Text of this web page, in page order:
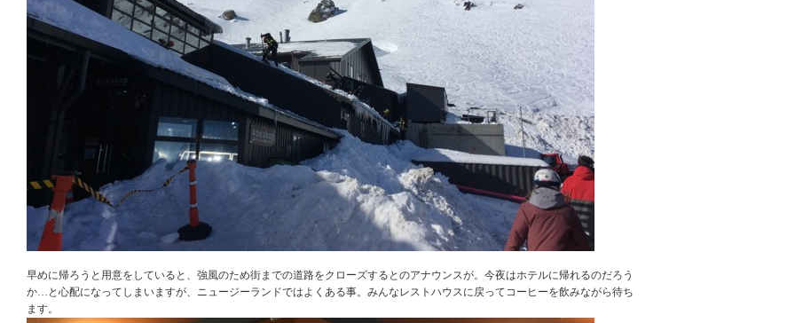
早めに帰ろうと用意をしていると、強風のため街までの道路をクローズするとのアナウンスが。今夜はホテルに帰れるのだろう
か…と心配になってしまいますが、ニュージーランドではよくある事。みんなレストハウスに戻ってコーヒーを飲みながら待ち
ます。